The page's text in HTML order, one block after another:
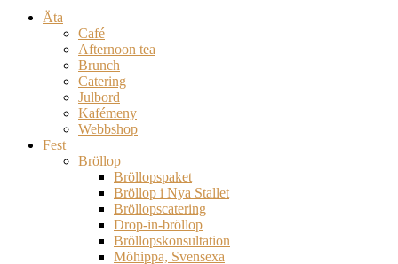
Äta
Café
Afternoon tea
Brunch
Catering
Julbord
Kafémeny
Webbshop
Fest
Bröllop
Bröllopspaket
Bröllop i Nya Stallet
Bröllopscatering
Drop-in-bröllop
Bröllopskonsultation
Möhippa, Svensexa